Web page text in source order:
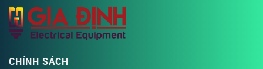
CHÍNH SÁCH